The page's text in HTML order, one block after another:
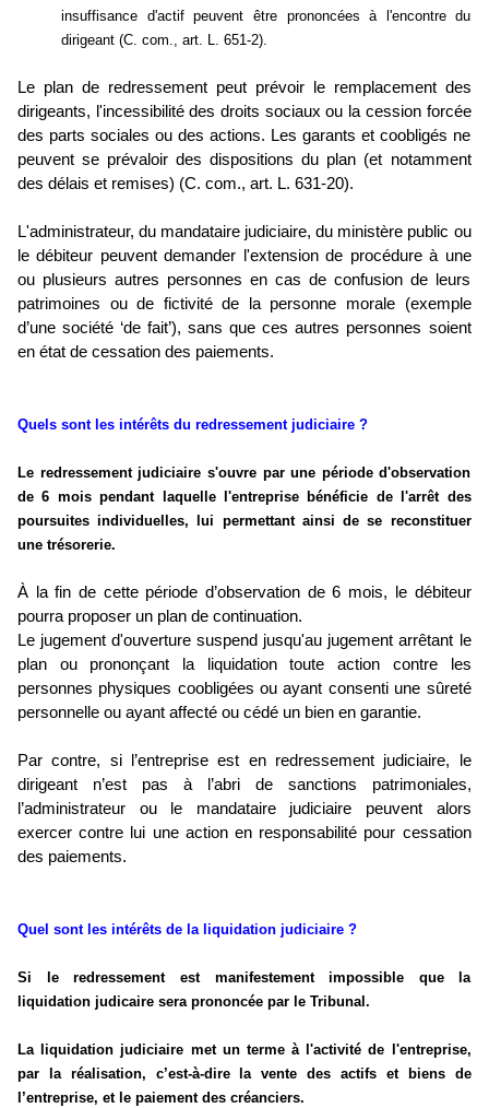
insuffisance d'actif peuvent être prononcées à l'encontre du
dirigeant (C. com., art. L. 651-2).
Le plan de redressement peut prévoir le remplacement des
dirigeants, l'incessibilité des droits sociaux ou la cession forcée
des parts sociales ou des actions. Les garants et coobligés ne
peuvent se prévaloir des dispositions du plan (et notamment
des délais et remises) (C. com., art. L. 631-20).
L'administrateur, du mandataire judiciaire, du ministère public ou
le débiteur peuvent demander l'extension de procédure à une
ou plusieurs autres personnes en cas de confusion de leurs
patrimoines ou de fictivité de la personne morale (exemple
d’une société ‘de fait’), sans que ces autres personnes soient
en état de cessation des paiements.
Quels sont les intérêts du redressement judiciaire ?
Le redressement judiciaire s'ouvre par une période d'observation
de 6 mois pendant laquelle l'entreprise bénéficie de l'arrêt des
poursuites individuelles, lui permettant ainsi de se reconstituer
une trésorerie.
À la fin de cette période d’observation de 6 mois, le débiteur
pourra proposer un plan de continuation.
Le jugement d'ouverture suspend jusqu'au jugement arrêtant le
plan ou prononçant la liquidation toute action contre les
personnes physiques coobligées ou ayant consenti une sûreté
personnelle ou ayant affecté ou cédé un bien en garantie.
Par contre, si l’entreprise est en redressement judiciaire, le
dirigeant n’est pas à l’abri de sanctions patrimoniales,
l’administrateur ou le mandataire judiciaire peuvent alors
exercer contre lui une action en responsabilité pour cessation
des paiements.
Quel sont les intérêts de la liquidation judiciaire ?
Si le redressement est manifestement impossible que la
liquidation judicaire sera prononcée par le Tribunal.
La liquidation judiciaire met un terme à l'activité de l'entreprise,
par la réalisation, c’est-à-dire la vente des actifs et biens de
l’entreprise, et le paiement des créanciers.